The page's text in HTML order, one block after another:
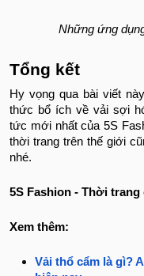
Những ứng
Tổng kết
Hy vọng qua bài viết
thức bổ ích về vải sợi
tức mới nhất của 5S
thời trang trên thế giới
nhé.
5S Fashion - Thời
Xem thêm:
Vải thổ cẩm là gì?